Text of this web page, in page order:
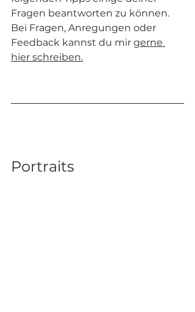
Fragen beantworten zu können.
Bei Fragen, Anregungen oder
Feedback kannst du mir gerne
hier schreiben.
Portraits